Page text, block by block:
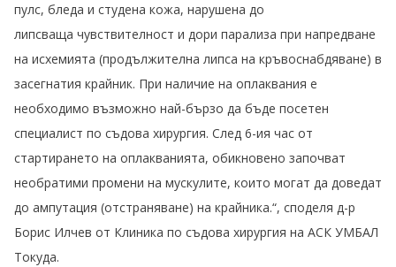
пулс, бледа и студена кожа, нарушена до
липсваща чувствителност и дори парализа при напредване
на исхемията (продължителна липса на кръвоснабдяване) в
засегнатия крайник. При наличие на оплаквания е
необходимо възможно най-бързо да бъде посетен
специалист по съдова хирургия. След 6-ия час от
стартирането на оплакванията, обикновено започват
необратими промени на мускулите, които могат да доведат
до ампутация (отстраняване) на крайника.“, споделя д-р
Борис Илчев от Клиника по съдова хирургия на АСК УМБАЛ
Токуда.